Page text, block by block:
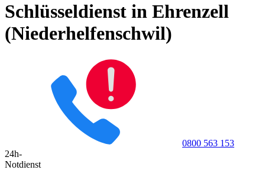
Schlüsseldienst in Ehrenzell
(Niederhelfenschwil)
0800 563 153
24h-
Notdienst